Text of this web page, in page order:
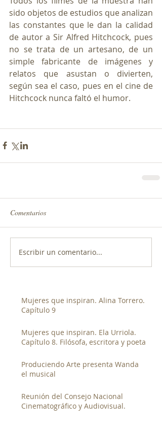
sido objetos de estudios que analizan
las constantes que le dan la calidad
de autor a Sir Alfred Hitchcock, pues
no se trata de un artesano, de un
simple fabricante de imágenes y
relatos que asustan o divierten,
según sea el caso, pues en el cine de
Hitchcock nunca faltó el humor.
Comentarios
Escribir un comentario...
Mujeres que inspiran. Alina Torrero.
Capítulo 9
Mujeres que inspiran. Ela Urriola.
Capítulo 8. Filósofa, escritora y poeta
Produciendo Arte presenta Wanda
el musical
Reunión del Consejo Nacional
Cinematográfico y Audiovisual.